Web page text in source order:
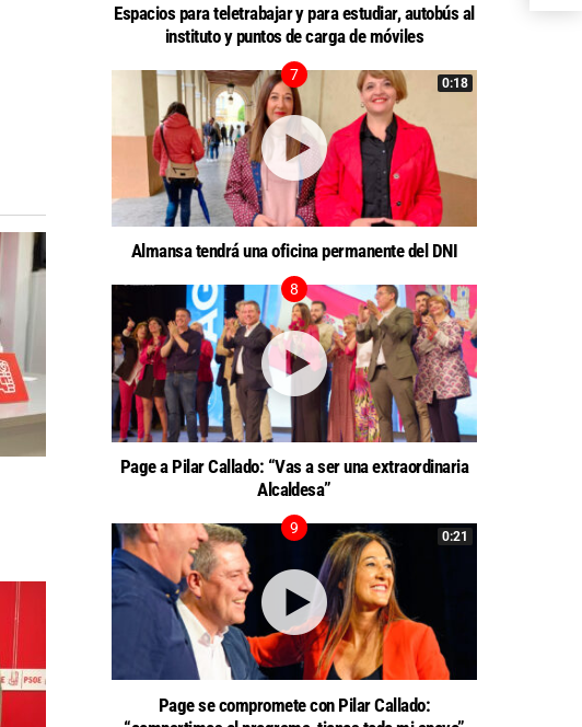
Espacios para teletrabajar y para estudiar, autobús al
instituto y puntos de carga de móviles
0:18
Almansa tendrá una oficina permanente del DNI
Page a Pilar Callado: “Vas a ser una extraordinaria
Alcaldesa”
0:21
Page se compromete con Pilar Callado: